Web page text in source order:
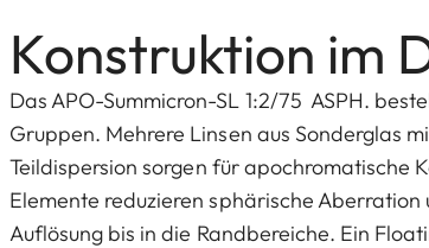
Konstruktion im
Das APO-Summicron-SL 1:2/75 ASPH.
Gruppen. Mehrere Linsen aus Sonderglas
Teildispersion sorgen für apochromatische
Elemente reduzieren sphärische Aberration
Auflösung bis in die Randbereiche. Ein